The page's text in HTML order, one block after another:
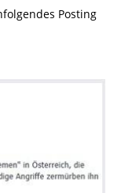
Posting